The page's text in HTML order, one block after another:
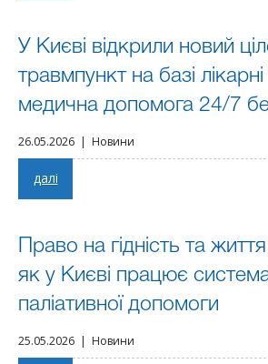
У Києві відкрили новий
травмпункт на базі
медична допомога 24/7
26.05.2026 | Новини
далі
Право на гідність та
як у Києві працює
паліативної допомоги
25.05.2026 | Новини